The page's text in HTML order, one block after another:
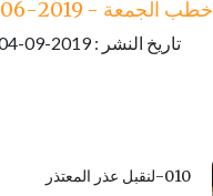
خطب الجمعة - 2019-06-14
تاريخ النشر : 2019-09-04
خطب الجمعة - 2019-06-21
تاريخ النشر : 2019-09-04
010-لنقبل عذر المعتذر